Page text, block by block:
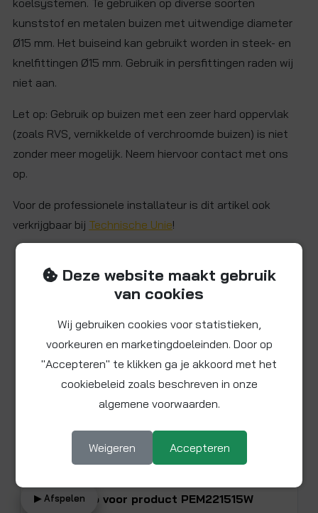
koelsystemen. Te gebruiken op diverse soorten
kunststof en metalen buizen met uitwendige diameter
Ø15 mm. Het buiseind kan gebruikt worden in steek- en
knelfittingen Ø15 mm. Gebruik in persfittingen raden wij
niet aan.
Let op: Gebruik op buizen met een zeer hard oppervlak
(zoals RVS, vernikkelde of verchroomde buizen) is niet
zonder meer mogelijk. Neem hiervoor contact met ons
op.
Voor de professionele installateur is dit artikel ook
verkrijgbaar bij Technische Unie!
Beschikbare video
▶ Afspelen
Bekijk video voor product PEM221515W
Deze website maakt gebruik
van cookies
Wij gebruiken cookies voor statistieken,
voorkeuren en marketingdoeleinden. Door op
"Accepteren" te klikken ga je akkoord met het
cookiebeleid zoals beschreven in onze
algemene voorwaarden.
Weigeren Accepteren